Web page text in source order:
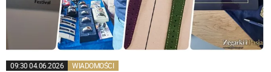
09:30 04.06.2026 WIADOMOŚCI